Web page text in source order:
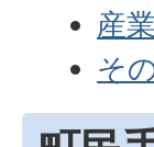
産業
そ